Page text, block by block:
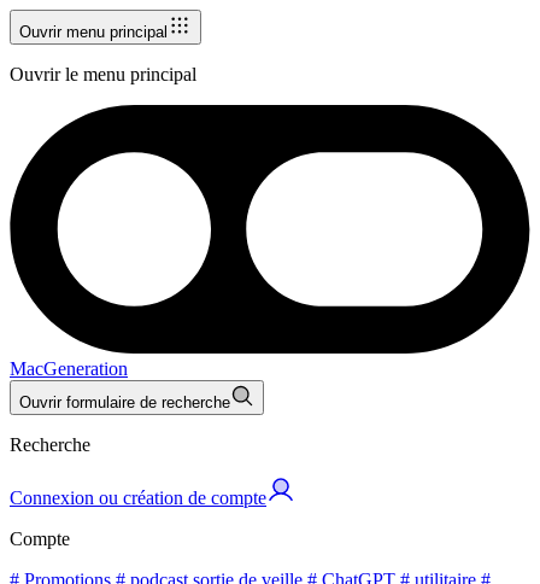
Ouvrir menu principal
Ouvrir le menu principal
MacGeneration
Ouvrir formulaire de recherche
Recherche
Connexion ou création de compte
Compte
# Promotions # podcast sortie de veille # ChatGPT # utilitaire #